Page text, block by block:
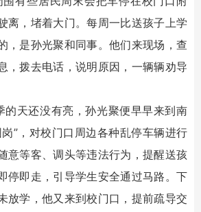
离，堵着大门。每周一比送孩子上学
，是孙光聚和同事。他们来现场，查
，拨去电话，说明原因，一辆辆劝导
天还没有亮，孙光聚便早早来到南
”，对校门口周边各种乱停车辆进行
意等客、调头等违法行为，提醒送孩
停即走，引导学生安全通过马路。下
放学，他又来到校门口，提前疏导交